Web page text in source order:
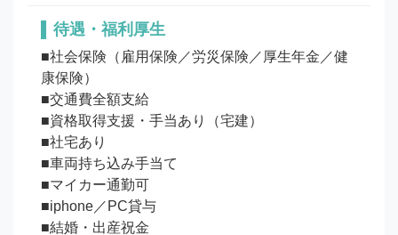
待遇・福利厚生
■社会保険（雇用保険／労災保険／厚生年金／健
康保険）
■交通費全額支給
■資格取得支援・手当あり（宅建）
■社宅あり
■車両持ち込み手当て
■マイカー通勤可
■iphone／PC貸与
■結婚・出産祝金